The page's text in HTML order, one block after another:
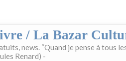
/ La Bazar
news. “Quand je pense à tous
Renard) -